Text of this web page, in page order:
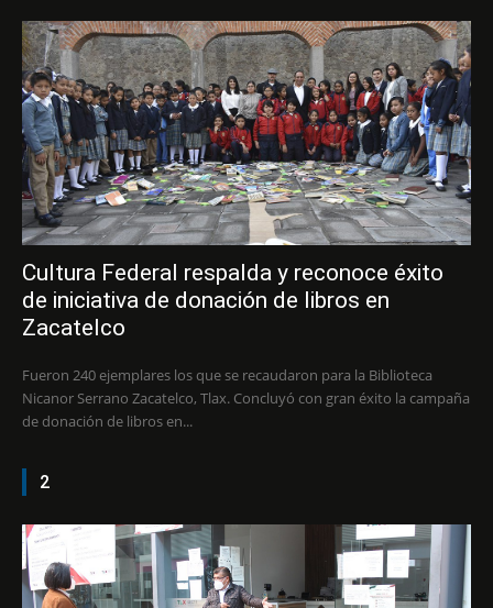
Cultura Federal respalda y reconoce éxito
de iniciativa de donación de libros en
Zacatelco
Fueron 240 ejemplares los que se recaudaron para la Biblioteca
Nicanor Serrano Zacatelco, Tlax. Concluyó con gran éxito la campaña
de donación de libros en...
2